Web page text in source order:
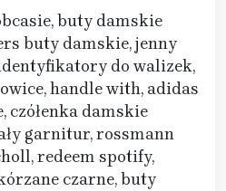
buty damskie
buty damskie, jenny
do walizek,
handle with, adidas
czółenka damskie
garnitur, rossmann
redeem spotify,
czarne, buty